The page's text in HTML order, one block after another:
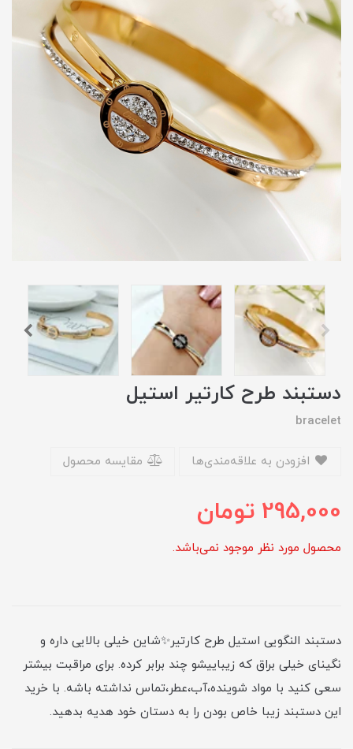
دستبند طرح کارتیر استیل
bracelet
مقایسه محصول
295,000 تومان
محصول مورد نظر موجود نمی‌باشد.
دستبند النگویی استیل طرح کارتیر✨شاین خیلی بالایی داره و
نگینای خیلی براق که زیباییشو چند برابر کرده. برای مراقبت بیشتر
سعی کنید با مواد شوینده،آب،عطر،تماس نداشته باشه. با خرید
این دستبند زیبا خاص بودن را به دستان خود هدیه بدهید.